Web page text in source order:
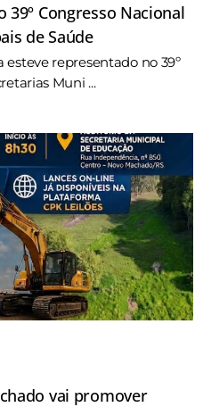
Congresso Nacional
de Saúde
representado no 39º
Muni ...
vai promover